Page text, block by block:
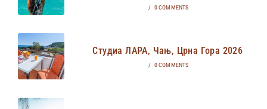
/ 0 COMMENTS
Студиа ЛАРА, Чањ, Црна Гора 2026
/ 0 COMMENTS